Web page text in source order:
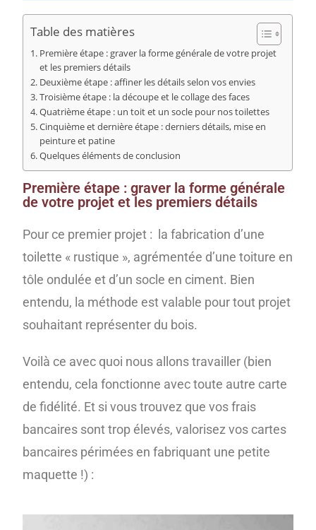
Table des matières
Première étape : graver la forme générale de votre projet
et les premiers détails
Deuxième étape : affiner les détails selon vos envies
Troisième étape : la découpe et le collage des faces
Quatrième étape : un toit et un socle pour nos toilettes
Cinquième et dernière étape : derniers détails, mise en
peinture et patine
Quelques éléments de conclusion
Première étape : graver la forme générale
de votre projet et les premiers détails
Pour ce premier projet : la fabrication d’une
toilette « rustique », agrémentée d’une toiture en
tôle ondulée et d’un socle en ciment. Bien
entendu, la méthode est valable pour tout projet
souhaitant représenter du bois.
Voilà ce avec quoi nous allons travailler (bien
entendu, cela fonctionne avec toute autre carte
de fidélité. Et si vous trouvez que vos frais
bancaires sont trop élevés, valorisez vos cartes
bancaires périmées en fabriquant une petite
maquette !) :